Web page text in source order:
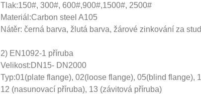
Tlak:150#, 300#, 600#,900#,1500#, 2500#
Materiál:Carbon steel A105
Nátěr: černá barva, žlutá barva, žárové zinkování za
2) EN1092-1 příruba
Velikost:DN15- DN2000
Typ:01(plate flange), 02(loose flange), 05(blind flange),
12 (nasunovací příruba), 13 (závitová příruba)